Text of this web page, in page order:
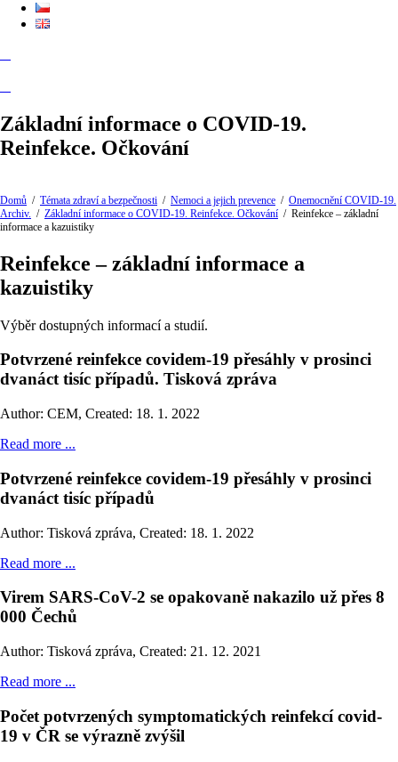
Základní informace o COVID-19.
Reinfekce. Očkování
Domů / Témata zdraví a bezpečnosti / Nemoci a jejich prevence / Onemocnění COVID-19.
Archiv. / Základní informace o COVID-19. Reinfekce. Očkování / Reinfekce – základní
informace a kazuistiky
Reinfekce – základní informace a
kazuistiky
Výběr dostupných informací a studií.
Potvrzené reinfekce covidem-19 přesáhly v prosinci
dvanáct tisíc případů. Tisková zpráva
Author: CEM, Created: 18. 1. 2022
Read more ...
Potvrzené reinfekce covidem-19 přesáhly v prosinci
dvanáct tisíc případů
Author: Tisková zpráva, Created: 18. 1. 2022
Read more ...
Virem SARS-CoV-2 se opakovaně nakazilo už přes 8
000 Čechů
Author: Tisková zpráva, Created: 21. 12. 2021
Read more ...
Počet potvrzených symptomatických reinfekcí covid-
19 v ČR se výrazně zvýšil